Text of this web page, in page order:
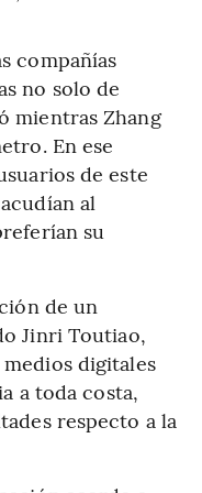
compañías
no solo de
mientras Zhang
En ese
de este
al
su
de un
Jinri Toutiao,
digitales
a toda costa,
respecto a la